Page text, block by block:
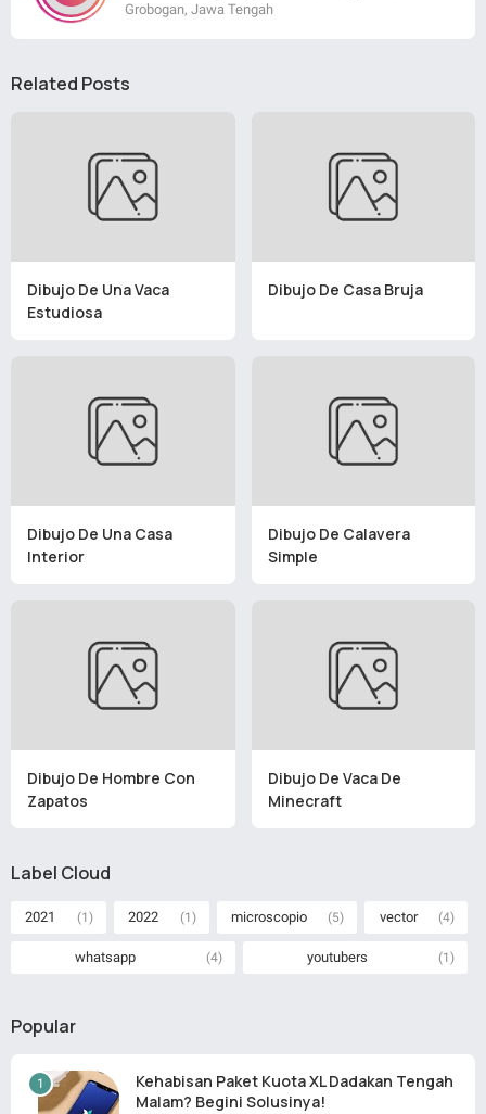
Grobogan, Jawa Tengah
Related Posts
Dibujo De Una Vaca
Estudiosa
Dibujo De Casa Bruja
Dibujo De Una Casa
Interior
Dibujo De Calavera
Simple
Dibujo De Hombre Con
Zapatos
Dibujo De Vaca De
Minecraft
Label Cloud
2021 (1) 2022 (1) microscopio (5) vector (4)
whatsapp (4) youtubers (1)
Popular
Kehabisan Paket Kuota XL Dadakan Tengah
Malam? Begini Solusinya!